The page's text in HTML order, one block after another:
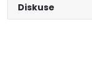
Diskuse